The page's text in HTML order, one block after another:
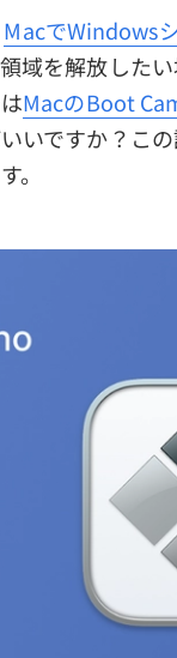
MacでWindows
域を解放した
MacのBoot
いですか？こ
。